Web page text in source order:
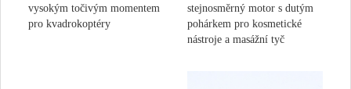
vysokým točivým momentem
pro kvadrokoptéry
stejnosměrný motor s dutým
pohárkem pro kosmetické
nástroje a masážní tyč